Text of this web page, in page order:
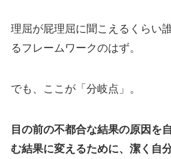
理屈が屁理屈に聞こえるくらい
るフレームワークのはず。
でも、ここが「分岐点」。
目の前の不都合な結果の原因を
む結果に変えるために、潔く自